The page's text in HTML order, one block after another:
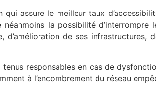
qui assure le meilleur taux
la possibilité
d’amélioration de ses
responsables en cas de
à l’encombrement du réseau